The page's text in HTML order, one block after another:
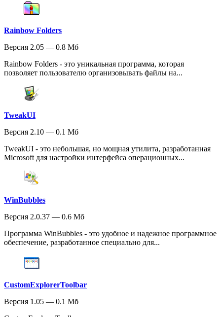
Rainbow Folders
Версия 2.05 — 0.8 Мб
Rainbow Folders - это уникальная программа, которая
позволяет пользователю организовывать файлы на...
TweakUI
Версия 2.10 — 0.1 Мб
TweakUI - это небольшая, но мощная утилита, разработанная
Microsoft для настройки интерфейса операционных...
WinBubbles
Версия 2.0.37 — 0.6 Мб
Программа WinBubbles - это удобное и надежное программное
обеспечение, разработанное специально для...
CustomExplorerToolbar
Версия 1.05 — 0.1 Мб